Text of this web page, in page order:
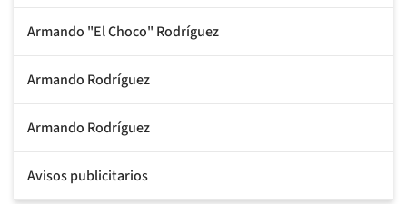
Armando "El Choco" Rodríguez
Armando Rodríguez
Armando Rodríguez
Avisos publicitarios